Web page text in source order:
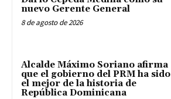
nuevo Gerente General
8 de agosto de 2026
Alcalde Máximo Soriano afirma
que el gobierno del PRM ha sido
el mejor de la historia de
República Dominicana